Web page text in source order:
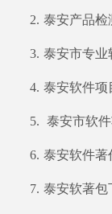
2. 泰安产品检测专
3. 泰安市专业软件功能
4. 泰安软件项目验收测试顺利通过 标
5. 泰安市软件功能
6. 泰安软件著作权申请无忧之
7. 泰安软著包下证服务保障分